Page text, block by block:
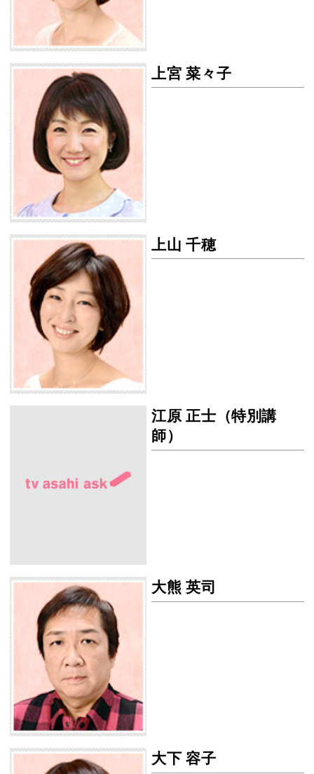
上宮 菜々子の画像
上宮 菜々子
上山 千穂の画像
上山 千穂
江原 正士（特別講師）
江原 正士（特別講
師）
大熊 英司の画像
大熊 英司
大下 容子の画像
大下 容子